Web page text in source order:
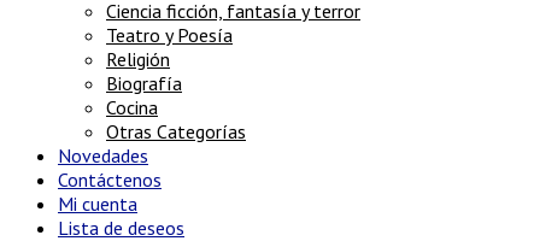
Ciencia ficción, fantasía y terror
Teatro y Poesía
Religión
Biografía
Cocina
Otras Categorías
Novedades
Contáctenos
Mi cuenta
Lista de deseos